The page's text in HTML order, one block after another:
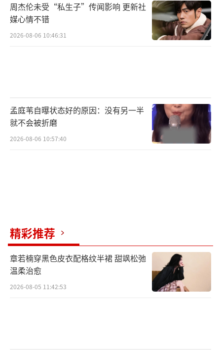
周杰伦未受“私生子”传闻影响 更新社
媒心情不错
2026-08-06 10:46:31
孟庭苇自曝状态好的原因：没有另一半
就不会被折磨
2026-08-06 10:57:40
精彩推荐
章若楠穿黑色皮衣配格纹半裙 甜飒松弛
温柔治愈
2026-08-05 11:42:53